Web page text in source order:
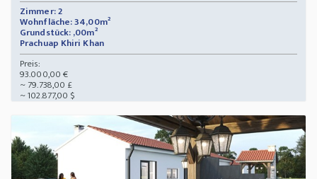
Zimmer: 2
Wohnfläche: 34,00m²
Grundstück: ,00m²
Prachuap Khiri Khan
Preis:
93.000,00 €
~ 79.738,00 £
~ 102.877,00 $